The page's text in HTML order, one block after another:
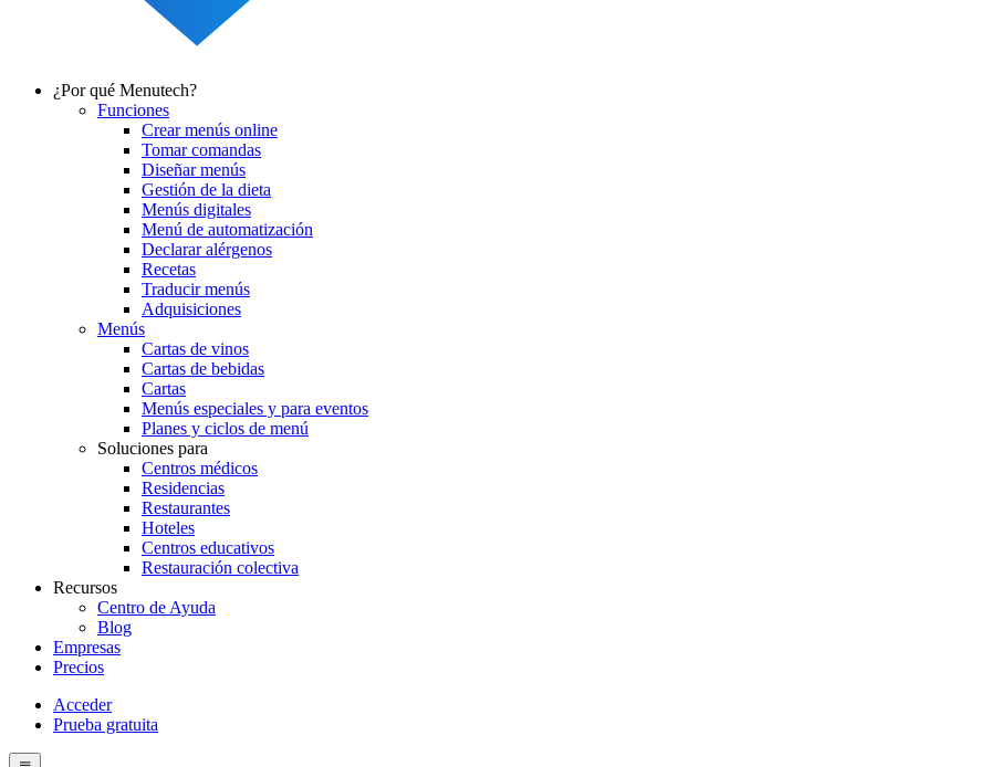
navigation
¿Por qué Menutech?
Funciones
Crear menús online
Tomar comandas
Diseñar menús
Gestión de la dieta
Menús digitales
Menú de automatización
Declarar alérgenos
Recetas
Traducir menús
Adquisiciones
Menús
Cartas de vinos
Cartas de bebidas
Cartas
Menús especiales y para eventos
Planes y ciclos de menú
Soluciones para
Centros médicos
Residencias
Restaurantes
Hoteles
Centros educativos
Restauración colectiva
Recursos
Centro de Ayuda
Blog
Empresas
Precios
Menutech
Acceder
Prueba gratuita